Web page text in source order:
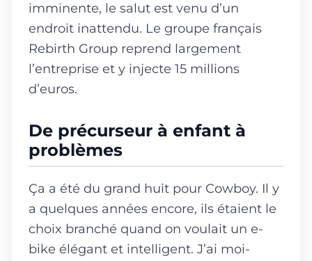
imminente, le salut est venu d’un
endroit inattendu. Le groupe français
Rebirth Group reprend largement
l’entreprise et y injecte 15 millions
d’euros.
De précurseur à enfant à
problèmes
Ça a été du grand huit pour Cowboy. Il y
a quelques années encore, ils étaient le
choix branché quand on voulait un e-
bike élégant et intelligent. J’ai moi-